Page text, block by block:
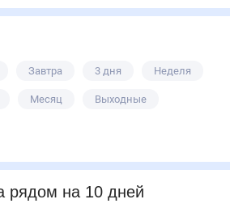
Завтра 3 дня Неделя
Месяц Выходные
рядом на 10 дней